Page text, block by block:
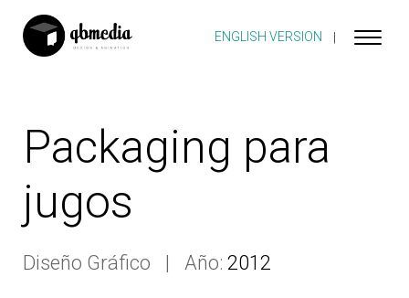
ENGLISH VERSION
Packaging para
jugos
Diseño Gráfico Año: 2012